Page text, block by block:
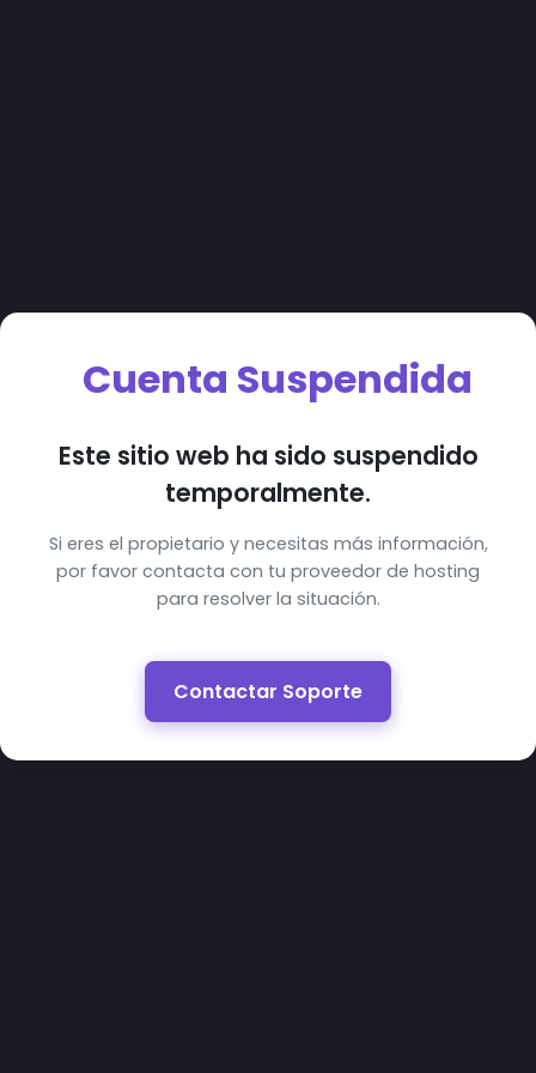
Cuenta Suspendida
Este sitio web ha sido suspendido
temporalmente.
Si eres el propietario y necesitas más información,
por favor contacta con tu proveedor de hosting
para resolver la situación.
Contactar Soporte